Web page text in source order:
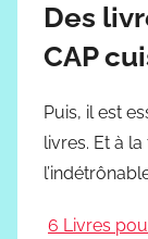
Des
CAP
Puis, il est
livres. Et à
6 Livres